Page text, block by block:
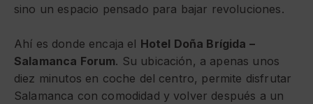
sino un espacio pensado para bajar revoluciones.
Ahí es donde encaja el Hotel Doña Brígida –
Salamanca Forum. Su ubicación, a apenas unos
diez minutos en coche del centro, permite disfrutar
Salamanca con comodidad y volver después a un